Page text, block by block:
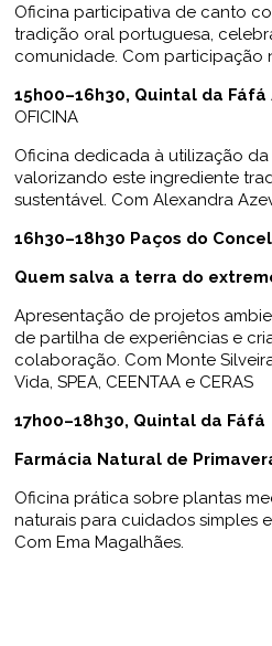
Oficina participativa de canto
tradição oral portuguesa,
comunidade. Com participação
15h00–16h30, Quintal da Fáfá
OFICINA
Oficina dedicada à utilização
valorizando este ingrediente
sustentável. Com Alexandra
16h30–18h30 Paços do
Quem salva a terra do
Apresentação de projetos
de partilha de experiências e
colaboração. Com Monte
Vida, SPEA, CEENTAA e CERAS
17h00–18h30, Quintal da Fáfá
Farmácia Natural de
Oficina prática sobre plantas
naturais para cuidados simples
Com Ema Magalhães.